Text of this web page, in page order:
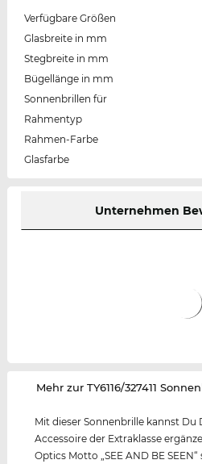
Verfügbare Größen
Glasbreite in mm
Stegbreite in mm
Bügellänge in mm
Sonnenbrillen für
Rahmentyp
Rahmen-Farbe
Glasfarbe
Unternehmen
‌Mehr zur TY6116/327411
Mit dieser Sonnenbrille kannst Du
Accessoire der Extraklasse
Optics Motto „SEE AND BE